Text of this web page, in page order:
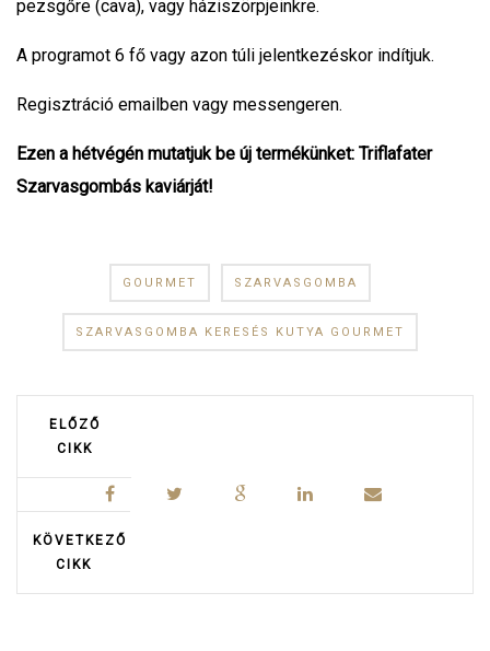
pezsgőre (cava), vagy háziszörpjeinkre.
A programot 6 fő vagy azon túli jelentkezéskor indítjuk.
Regisztráció emailben vagy messengeren.
Ezen a hétvégén mutatjuk be új termékünket: Triflafater
Szarvasgombás kaviárját!
GOURMET SZARVASGOMBA
SZARVASGOMBA KERESÉS KUTYA GOURMET
ELŐZŐ
CIKK
KÖVETKEZŐ
CIKK